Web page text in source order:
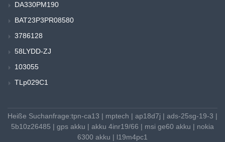
DA330PM190
BAT23P3PR08580
3786128
58LYDD-ZJ
103055
TLp029C1
Heiße Suchanfrage:tpn-ca13 | mptech | ap18d7j | ads-25sg-19-3 |
5b10z26485 | gps akku | akku 4inr19/66 | msi ge60 akku | nokia
6300 akku | l19m4pc1